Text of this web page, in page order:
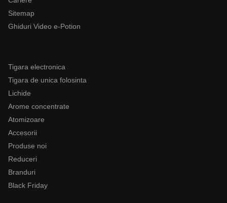
Sitemap
Ghiduri Video e-Potion
Tigara electronica
Tigara de unica folosinta
Lichide
Arome concentrate
Atomizoare
Accesorii
Produse noi
Reduceri
Branduri
Black Friday